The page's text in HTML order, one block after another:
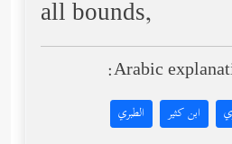
all bounds,
Arabic
ابن كثير الطبري